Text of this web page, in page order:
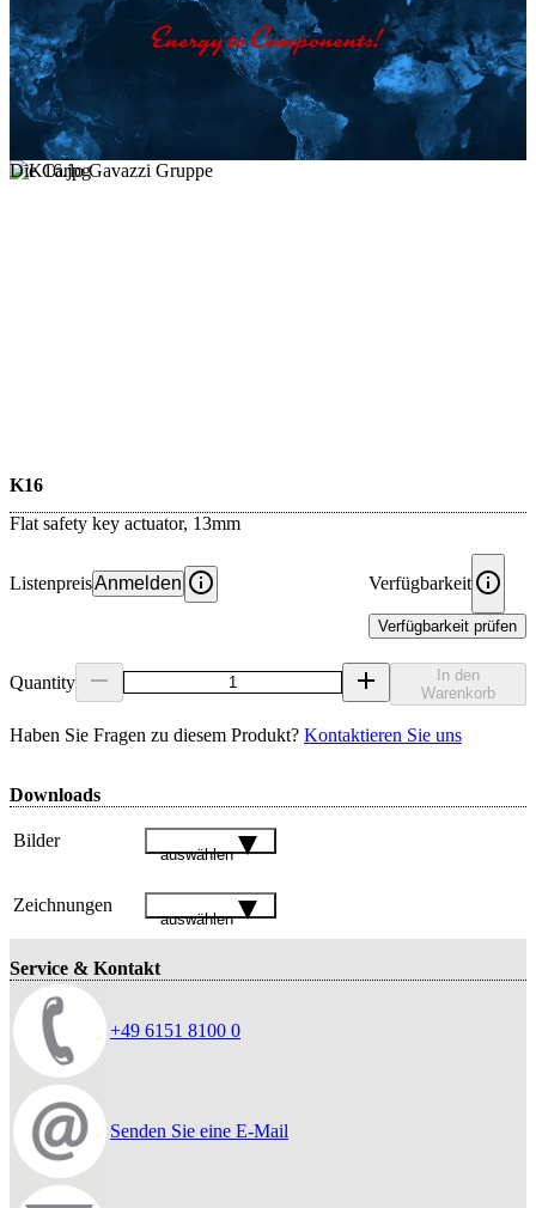
Die Carlo Gavazzi Gruppe
K16
Flat safety key actuator, 13mm
ListenpreisAnmelden Verfügbarkeit
Verfügbarkeit prüfen
Quantity
In den
Warenkorb
Haben Sie Fragen zu diesem Produkt? Kontaktieren Sie uns
Downloads
Bilder
auswählen
Zeichnungen
auswählen
Service & Kontakt
+49 6151 8100 0
Senden Sie eine E-Mail